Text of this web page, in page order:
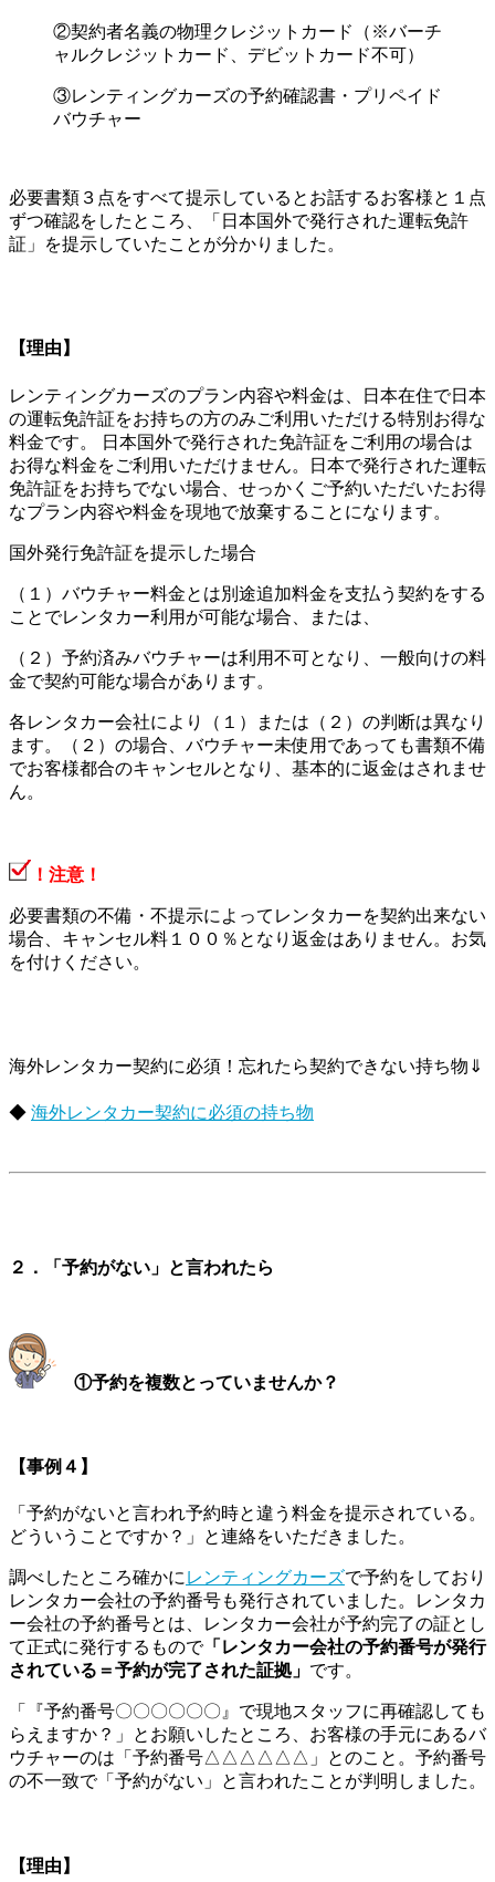
②契約者名義の物理クレジットカード（※バーチ
ャルクレジットカード、デビットカード不可）
③レンティングカーズの予約確認書・プリペイド
バウチャー
必要書類３点をすべて提示しているとお話するお客様と１点
ずつ確認をしたところ、「日本国外で発行された運転免許
証」を提示していたことが分かりました。
【理由】
レンティングカーズのプラン内容や料金は、日本在住で日本
の運転免許証をお持ちの方のみご利用いただける特別お得な
料金です。 日本国外で発行された免許証をご利用の場合は
お得な料金をご利用いただけません。日本で発行された運転
免許証をお持ちでない場合、せっかくご予約いただいたお得
なプラン内容や料金を現地で放棄することになります。
国外発行免許証を提示した場合
（１）バウチャー料金とは別途追加料金を支払う契約をする
ことでレンタカー利用が可能な場合、または、
（２）予約済みバウチャーは利用不可となり、一般向けの料
金で契約可能な場合があります。
各レンタカー会社により（１）または（２）の判断は異なり
ます。（２）の場合、バウチャー未使用であっても書類不備
でお客様都合のキャンセルとなり、基本的に返金はされませ
ん。
！注意！
必要書類の不備・不提示によってレンタカーを契約出来ない
場合、キャンセル料１００％となり返金はありません。お気
を付けください。
海外レンタカー契約に必須！忘れたら契約できない持ち物⇓
◆ 海外レンタカー契約に必須の持ち物
２．「予約がない」と言われたら
①予約を複数とっていませんか？
【事例４】
「予約がないと言われ予約時と違う料金を提示されている。
どういうことですか？」と連絡をいただきました。
調べしたところ確かに レンティングカーズで予約をしており
レンタカー会社の予約番号も発行されていました。レンタカ
ー会社の予約番号とは、レンタカー会社が予約完了の証とし
て正式に発行するもので「レンタカー会社の予約番号が発行
されている＝予約が完了された証拠」 です。
「『予約番号〇〇〇〇〇〇』で現地スタッフに再確認しても
らえますか？」とお願いしたところ、お客様の手元にあるバ
ウチャーのは「予約番号△△△△△△」とのこと。予約番号
の不一致で「予約がない」と言われたことが判明しました。
【理由】